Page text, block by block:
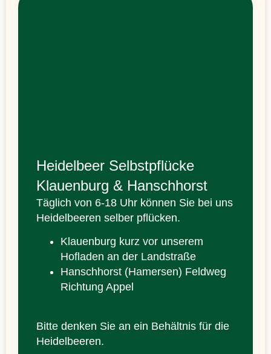
Heidelbeer Selbstpflücke
Klauenburg & Hanschhorst
Täglich von 6-18 Uhr können Sie bei uns
Heidelbeeren selber pflücken.
Klauenburg kurz vor unserem
Hofladen an der Landstraße
Hanschhorst (Hamersen) Feldweg
Richtung Appel
Bitte denken Sie an ein Behältnis für die
Heidelbeeren.